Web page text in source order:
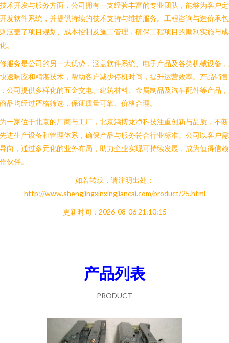
术开发与服务方面，公司拥有一支经验丰富的专业团队，能够为客户
发软件系统，并提供持续的技术支持与维护服务。工程咨询与造价承
涵盖了项目规划、成本控制及施工管理，确保工程项目的顺利实施与
。
服务是公司的另一大优势，涵盖软件系统、电子产品及各类机械设备
速响应和精湛技术，帮助客户减少停机时间，提升运营效率。产品销
公司提供多样化的五金交电、建筑材料、金属制品及汽车配件等产品
品均经过严格筛选，保证质量可靠、价格合理。
一家位于北京的厂商与工厂，北京鸿博龙净科技注重创新与品质，不
进生产设备和管理体系，确保产品与服务符合行业标准。公司以客户
向，通过多元化的业务布局，助力企业实现可持续发展，成为值得信
伙伴。
如若转载，请注明出处：
http://www.shengjingxinxingjiancai.com/product/25.html
更新时间：2026-08-06 21:10:15
产品列表
PRODUCT